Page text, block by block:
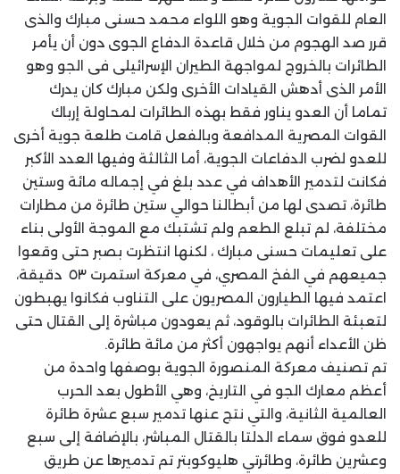
العام للقوات الجوية وهو اللواء محمد حسنى مبارك والذى
قرر صد الهجوم من خلال قاعدة الدفاع الجوى دون أن يأمر
الطائرات بالخروج لمواجهة الطيران الإسرائيلى فى الجو وهو
الأمر الذى أدهش القيادات الأخرى ولكن مبارك كان يدرك
تماما أن العدو يناور فقط بهذه الطائرات لمحاولة إرباك
القوات المصرية المدافعة وبالفعل قامت طلعة جوية أخرى
للعدو لضرب الدفاعات الجوية، أما الثالثة وفيها العدد الأكبر
فكانت لتدمير الأهداف في عدد بلغ في إجماله مائة وستين
طائرة، تصدى لها من أبطالنا حوالي ستين طائرة من مطارات
مختلفة، لم تبلع الطعم ولم تشتبك مع الموجة الأولى بناء
على تعليمات حسنى مبارك ، لكنها انتظرت بصبر حتى وقعوا
جميعهم في الفخ المصري، في معركة استمرت ٥٣ دقيقة،
اعتمد فيها الطيارون المصريون على التناوب فكانوا يهبطون
لتعبئة الطائرات بالوقود، ثم يعودون مباشرة إلى القتال حتى
ظن الأعداء أنهم يواجهون أكثر من مائة طائرة.
تم تصنيف معركة المنصورة الجوية بوصفها واحدة من
أعظم معارك الجو في التاريخ، وهي الأطول بعد الحرب
العالمية الثانية، والتي نتج عنها تدمير سبع عشرة طائرة
للعدو فوق سماء الدلتا بالقتال المباشر، بالإضافة إلى سبع
وعشرين طائرة، وطائرتي هليوكوبتر تم تدميرها عن طريق